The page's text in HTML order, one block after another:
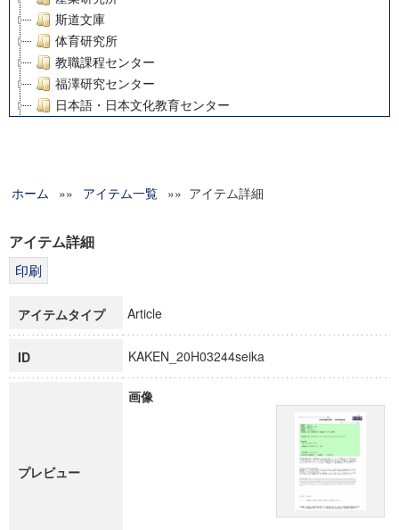
斯道文庫
体育研究所
教職課程センター
福澤研究センター
日本語・日本文化教育センター
グローバルリサーチインスティテュート
科学研究費補助金研究成果報告書
博士課程教育リーディングプログラム「超成熟社会発展のサ
ホーム »» アイテム一覧 »» アイテム詳細
アイテム詳細
アイテムタイプ Article
ID KAKEN_20H03244seika
プレビュー
画像